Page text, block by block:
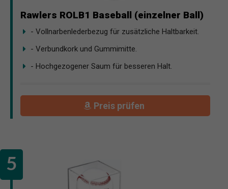
Rawlers ROLB1 Baseball (einzelner Ball)
- Vollnarbenlederbezug für zusätzliche Haltbarkeit.
- Verbundkork und Gummimitte.
- Hochgezogener Saum für besseren Halt.
Preis prüfen